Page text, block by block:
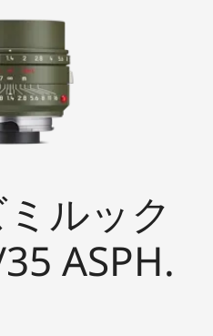
ルック
ASPH.